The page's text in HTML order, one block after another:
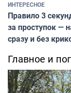
ИНТЕРЕСНОЕ
Правило 3
за проступок —
сразу и без
Главное и